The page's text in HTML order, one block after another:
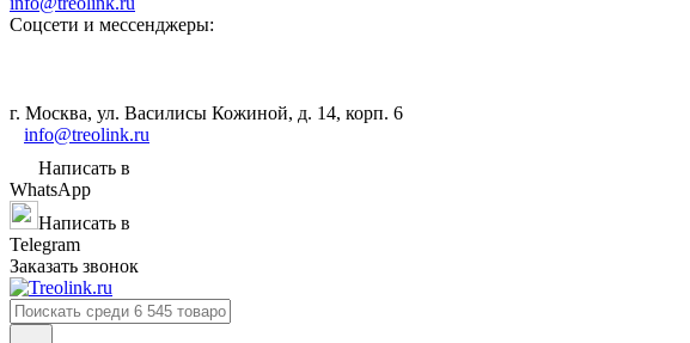
Соцсети и мессенджеры:
г. Москва, ул. Василисы Кожиной, д. 14, корп. 6
info@treolink.ru
Написать в
WhatsApp
Написать в
Telegram
Заказать звонок